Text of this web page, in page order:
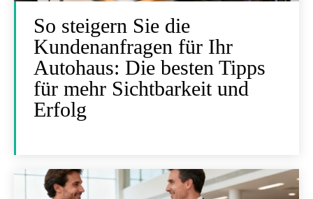
So steigern Sie die
Kundenanfragen für Ihr
Autohaus: Die besten Tipps
für mehr Sichtbarkeit und
Erfolg